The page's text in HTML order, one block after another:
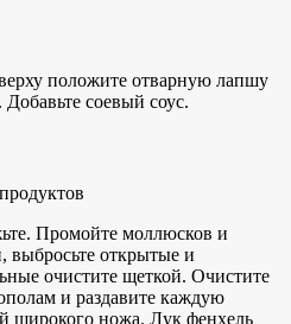
положите отварную лапшу
соевый соус.
Промойте моллюсков и
выбросьте открытые и
очистите щеткой. Очистите
и раздавите каждую
широкого ножа. Лук фенхель